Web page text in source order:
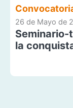
26 de Mayo de
Seminario-
la